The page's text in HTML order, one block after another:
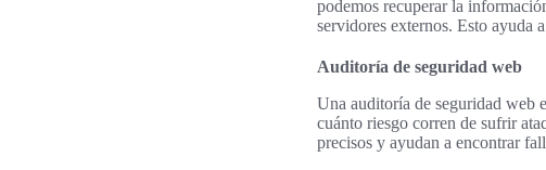
podemos recuperar la
servidores externos. Esto ayuda
Auditoría de seguridad web
Una auditoría de seguridad web
cuánto riesgo corren de sufrir
precisos y ayudan a encontrar